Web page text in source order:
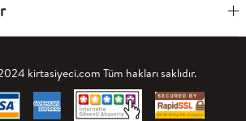
kirtasiyeci.com Tüm hakları saklıdır.